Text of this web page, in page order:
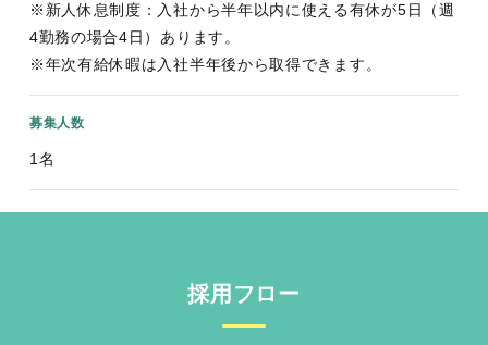
※新人休息制度：入社から半年以内に使える有休が5日（週
4勤務の場合4日）あります。
※年次有給休暇は入社半年後から取得できます。
募集人数
1名
採用フロー